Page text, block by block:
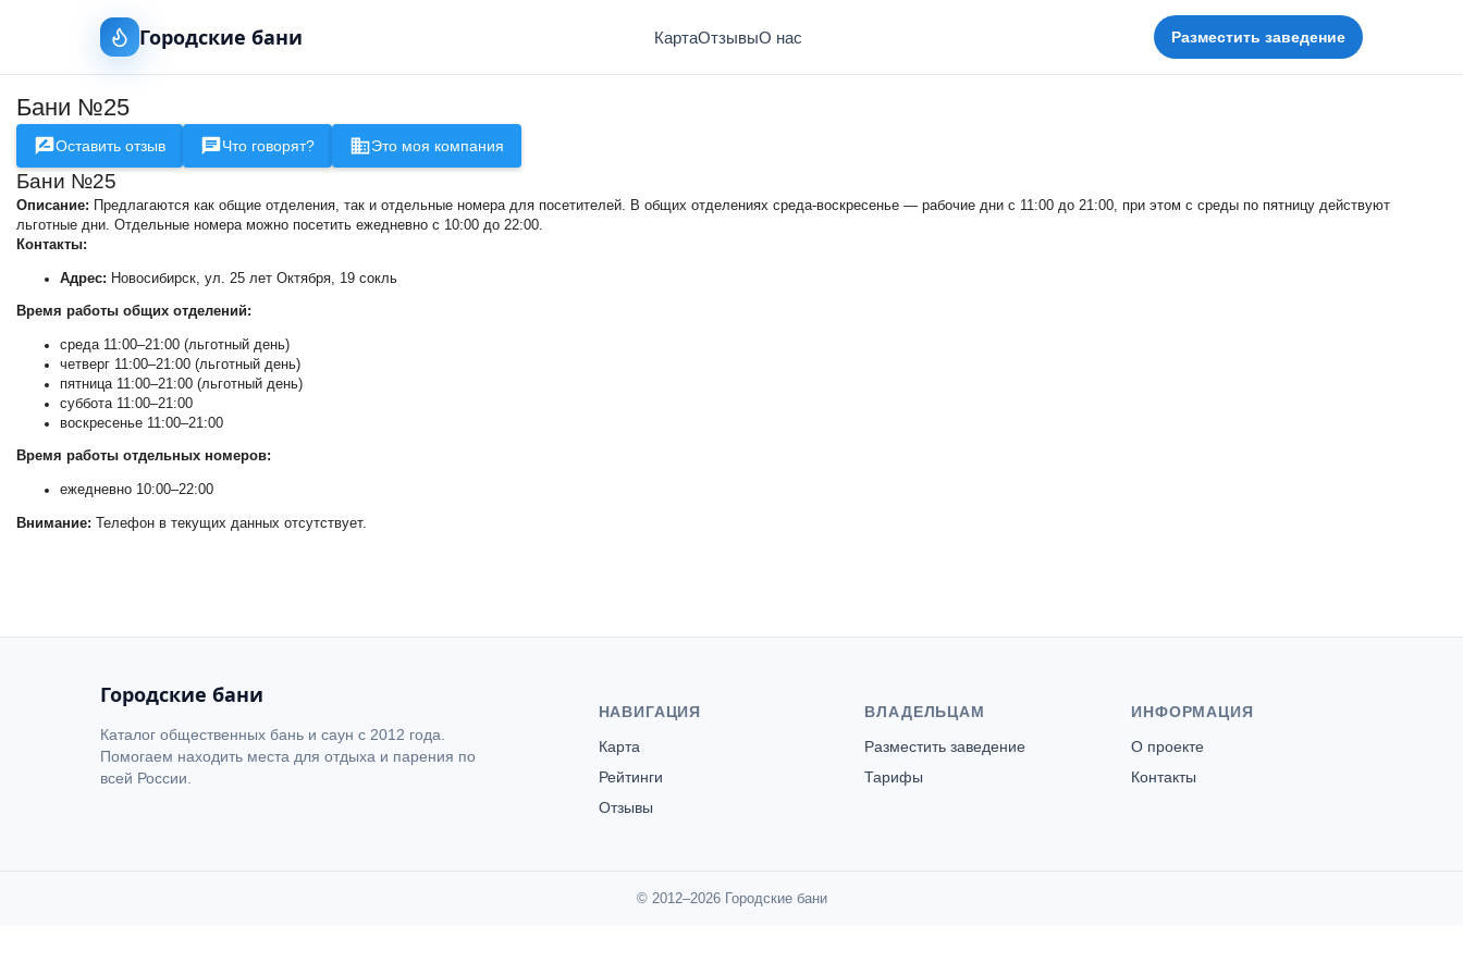
Городские бани КартаОтзывыО нас Разместить заведение
Бани №25
Оставить отзыв Что говорят? Это моя компания
Бани №25
Описание: Предлагаются как общие отделения, так и отдельные номера для посетителей. В общих отделениях среда-воскресенье — рабочие дни с 11:00 до 21:00, при этом с среды по пятницу действуют
льготные дни. Отдельные номера можно посетить ежедневно с 10:00 до 22:00.
Контакты:
Адрес: Новосибирск, ул. 25 лет Октября, 19 сокль
Время работы общих отделений:
среда 11:00–21:00 (льготный день)
четверг 11:00–21:00 (льготный день)
пятница 11:00–21:00 (льготный день)
суббота 11:00–21:00
воскресенье 11:00–21:00
Время работы отдельных номеров:
ежедневно 10:00–22:00
Внимание: Телефон в текущих данных отсутствует.
Городские бани
Каталог общественных бань и саун с 2012 года.
Помогаем находить места для отдыха и парения по
всей России.
НАВИГАЦИЯ
Карта
Рейтинги
Отзывы
ВЛАДЕЛЬЦАМ
Разместить заведение
Тарифы
ИНФОРМАЦИЯ
О проекте
Контакты
© 2012–2026 Городские бани